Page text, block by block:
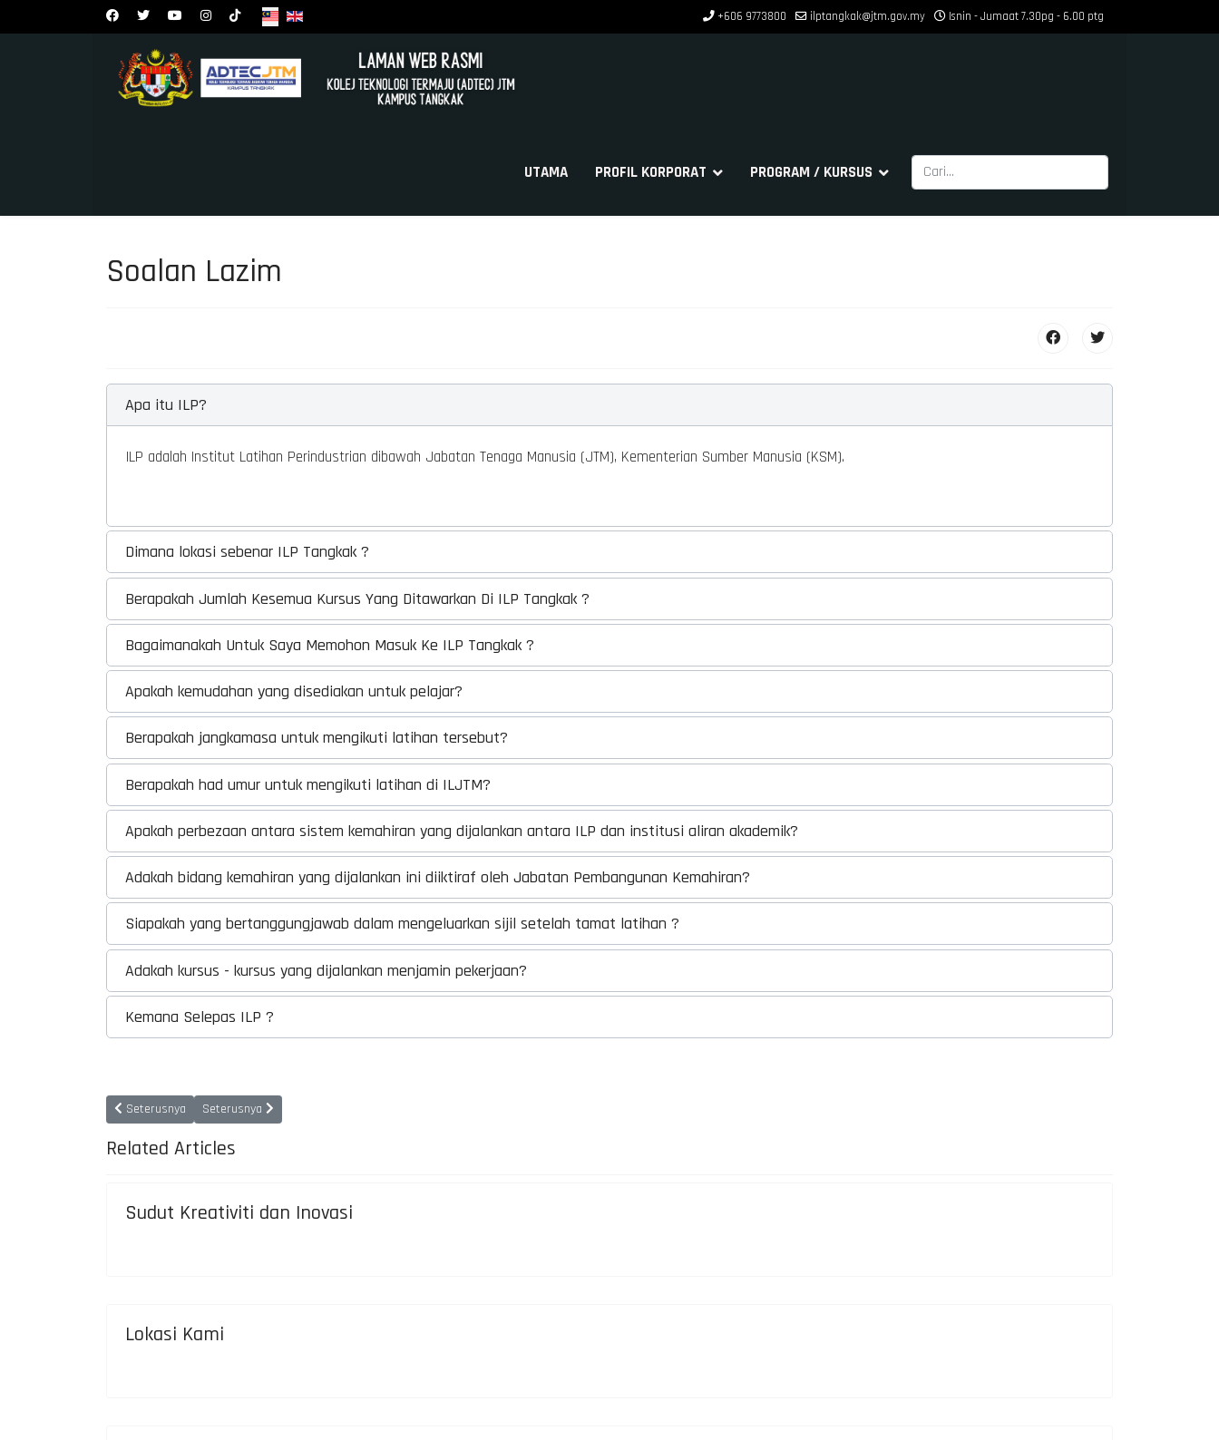
+606 9773800 ilptangkak@jtm.gov.my Isnin - Jumaat 7.30pg - 6.00 ptg
UTAMA PROFIL KORPORAT PROGRAM / KURSUS
Cari
Soalan Lazim
Apa itu ILP?
ILP adalah Institut Latihan Perindustrian dibawah Jabatan Tenaga Manusia (JTM), Kementerian Sumber Manusia (KSM).
Dimana lokasi sebenar ILP Tangkak ?
Berapakah Jumlah Kesemua Kursus Yang Ditawarkan Di ILP Tangkak ?
Bagaimanakah Untuk Saya Memohon Masuk Ke ILP Tangkak ?
Apakah kemudahan yang disediakan untuk pelajar?
Berapakah jangkamasa untuk mengikuti latihan tersebut?
Berapakah had umur untuk mengikuti latihan di ILJTM?
Apakah perbezaan antara sistem kemahiran yang dijalankan antara ILP dan institusi aliran akademik?
Adakah bidang kemahiran yang dijalankan ini diiktiraf oleh Jabatan Pembangunan Kemahiran?
Siapakah yang bertanggungjawab dalam mengeluarkan sijil setelah tamat latihan ?
Adakah kursus - kursus yang dijalankan menjamin pekerjaan?
Kemana Selepas ILP ?
Previous article: Pengurusan Tertinggi
Seterusnya Next article: Misi, Visi dan Objektif
Seterusnya
Related Articles
Sudut Kreativiti dan Inovasi
Lokasi Kami